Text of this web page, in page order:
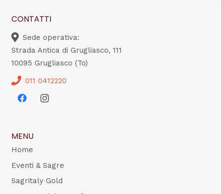
CONTATTI
Sede operativa:
Strada Antica di Grugliasco, 111
10095 Grugliasco (To)
011 0412220
MENU
Home
Eventi & Sagre
Sagritaly Gold